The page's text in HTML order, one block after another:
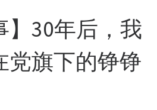
】30年后，我
党旗下的铮铮